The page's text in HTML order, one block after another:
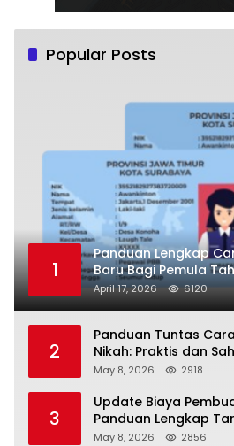
Popular Posts
1
Panduan Lengkap
Baru Bagi Pemula
April 17, 2026 6120
2
Panduan Tuntas
Nikah: Praktis dan
May 8, 2026 2918
3
Update Biaya
Panduan Lengkap
May 8, 2026 2856